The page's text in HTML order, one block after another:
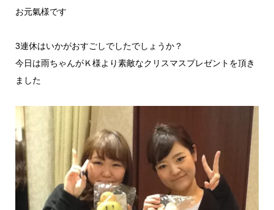
お元氣様です
3連休はいかがおすごしでしたでしょうか？
今日は雨ちゃんがＫ様より素敵なクリスマスプレゼントを頂き
ました